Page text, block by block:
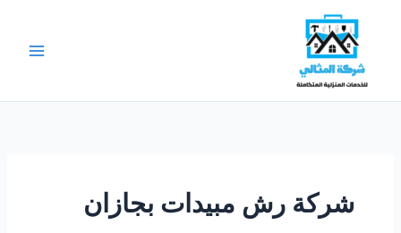
المحتوى
شركة رش مبيدات بجازان